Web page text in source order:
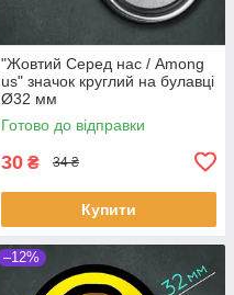
"Жовтий Серед нас / Among
us" значок круглий на булавці
Ø32 мм
Готово до відправки
30 ₴ 34 ₴
Купити
–12%